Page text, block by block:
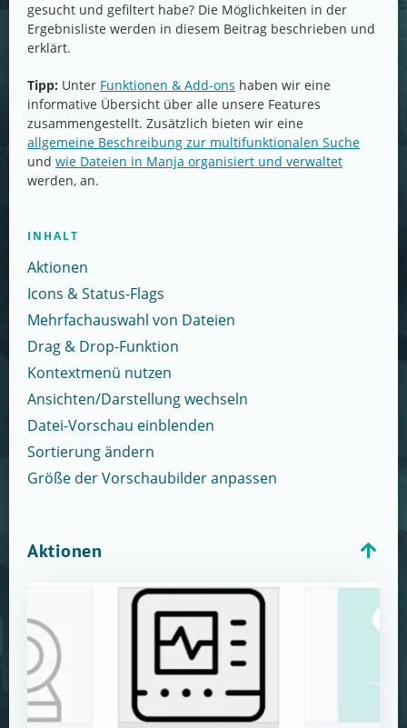
gesucht und gefiltert habe? Die Möglichkeiten in der
Ergebnisliste werden in diesem Beitrag beschrieben und
erklärt.
Tipp: Unter Funktionen & Add-ons haben wir eine
informative Übersicht über alle unsere Features
zusammengestellt. Zusätzlich bieten wir eine
allgemeine Beschreibung zur multifunktionalen Suche
und wie Dateien in Manja organisiert und verwaltet
werden, an.
INHALT
Aktionen
Icons & Status-Flags
Mehrfachauswahl von Dateien
Drag & Drop-Funktion
Kontextmenü nutzen
Ansichten/Darstellung wechseln
Datei-Vorschau einblenden
Sortierung ändern
Größe der Vorschaubilder anpassen
Aktionen